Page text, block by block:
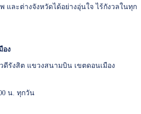
และต่างจังหวัดได้อย่างอุ่นใจ ไร้กังวลในทุก
อง
ดีรังสิต แขวงสนามบิน เขตดอนเมือง
น. ทุกวัน